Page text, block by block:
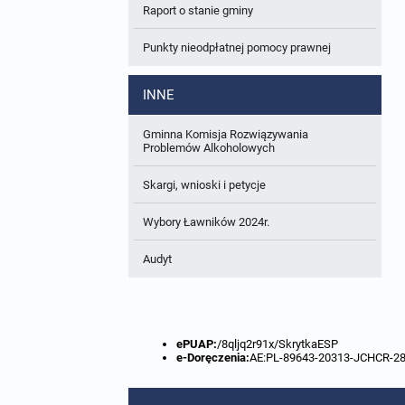
W trakcie opracowania
Zbiory danych przestrzennych
Analizy zmian w zagospodarowaniu
Raport o stanie gminy
Punkty nieodpłatnej pomocy prawnej
INNE
Gminna Komisja Rozwiązywania
Problemów Alkoholowych
Skargi, wnioski i petycje
Wybory Ławników 2024r.
Audyt
ePUAP:/8qljq2r91x/SkrytkaESP
e-Doręczenia:AE:PL-89643-20313-JCHCR-28